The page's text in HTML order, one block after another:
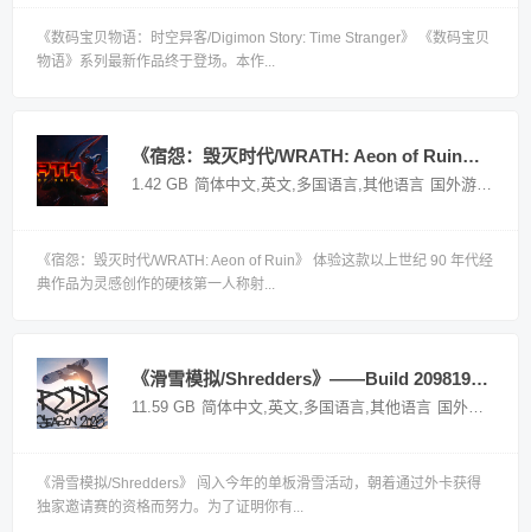
《数码宝贝物语：时空异客/Digimon Story: Time Stranger》 《数码宝贝
物语》系列最新作品终于登场。本作...
《宿怨：毁灭时代/WRATH: Aeon of Ruin》———v20260105多国语言（含简体中文）免安装解压即玩版
1.42 GB 简体中文,英文,多国语言,其他语言 国外游戏
《宿怨：毁灭时代/WRATH: Aeon of Ruin》 体验这款以上世纪 90 年代经
典作品为灵感创作的硬核第一人称射...
《滑雪模拟/Shredders》——Build 20981973多国语言（含简体中文）免安装解压即玩版
11.59 GB 简体中文,英文,多国语言,其他语言 国外游戏
《滑雪模拟/Shredders》 闯入今年的单板滑雪活动，朝着通过外卡获得
独家邀请赛的资格而努力。为了证明你有...